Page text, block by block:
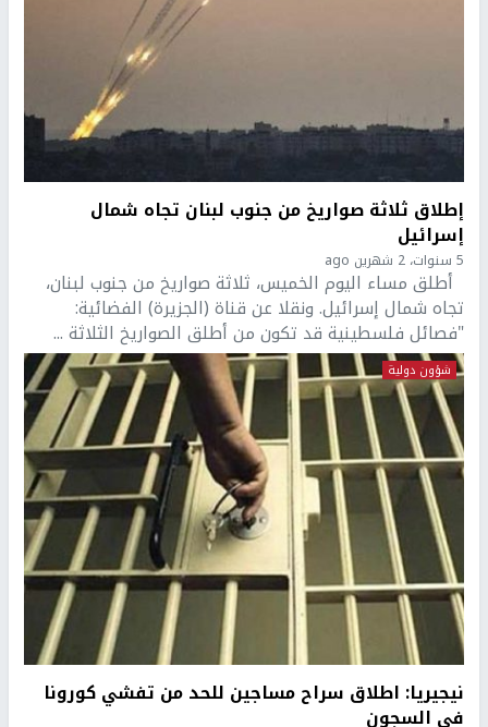
إطلاق ثلاثة صواريخ من جنوب لبنان تجاه شمال
إسرائيل
5 سنوات، 2 شهرين ago
أطلق مساء اليوم الخميس، ثلاثة صواريخ من جنوب لبنان،
تجاه شمال إسرائيل. ونقلا عن قناة (الجزيرة) الفضائية:
"فصائل فلسطينية قد تكون من أطلق الصواريخ الثلاثة ...
شؤون دولية
نيجيريا: اطلاق سراح مساجين للحد من تفشي كورونا
في السجون